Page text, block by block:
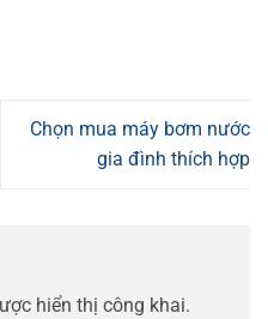
Chọn mua máy bơm nước
gia đình thích hợp
hiển thị công khai.